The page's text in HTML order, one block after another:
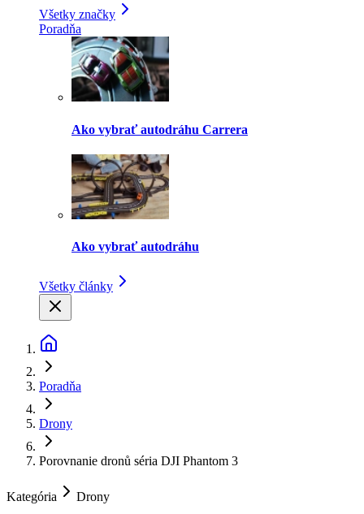
Všetky značky
Poradňa
Ako vybrať autodráhu Carrera
Ako vybrať autodráhu
Všetky články
Poradňa
Drony
Porovnanie dronů séria DJI Phantom 3
Kategória Drony